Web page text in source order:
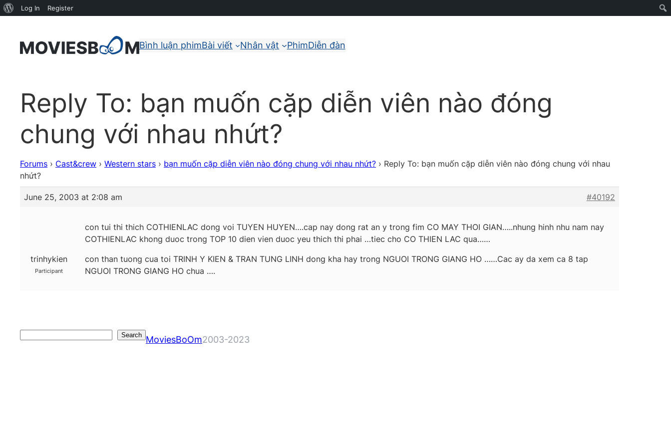
Bình luận phimBài viết Nhân vật PhimDiễn đàn
Reply To: bạn muốn cặp diễn viên nào đóng
chung với nhau nhứt?
Forums › Cast&crew › Western stars › bạn muốn cặp diễn viên nào đóng chung với nhau nhứt? › Reply To: bạn muốn cặp diễn viên nào đóng chung với nhau
nhứt?
June 25, 2003 at 2:08 am #40192
trinhykien
Participant
con tui thi thich COTHIENLAC dong voi TUYEN HUYEN….cap nay dong rat an y trong fim CO MAY THOI GIAN…..nhung hinh nhu nam nay
COTHIENLAC khong duoc trong TOP 10 dien vien duoc yeu thich thi phai …tiec cho CO THIEN LAC qua……
con than tuong cua toi TRINH Y KIEN & TRAN TUNG LINH dong kha hay trong NGUOI TRONG GIANG HO ……Cac ay da xem ca 8 tap
NGUOI TRONG GIANG HO chua ….
Search MoviesBoOm2003-2023
About
Log In Register